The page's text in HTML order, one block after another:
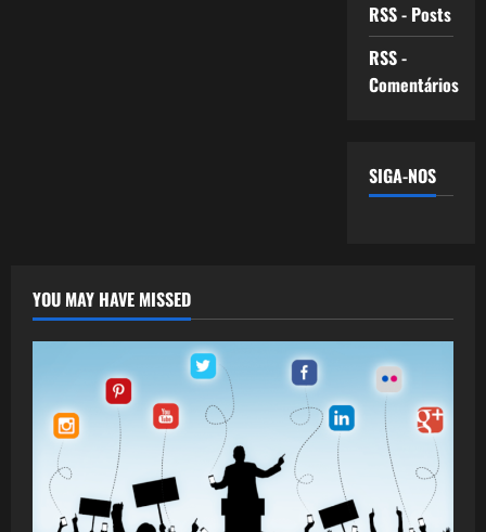
RSS - Posts
RSS -
Comentários
SIGA-NOS
YOU MAY HAVE MISSED